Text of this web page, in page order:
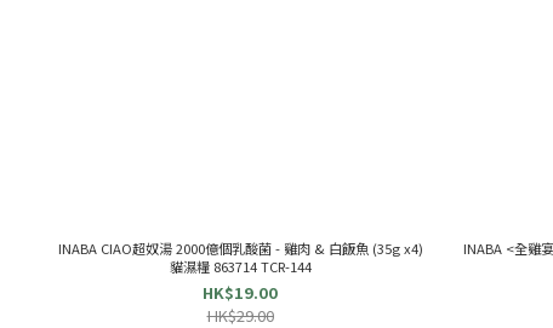
INABA CIAO超奴湯 2000億個乳酸菌 - 雞肉 & 白飯魚 (35g x4)
貓濕糧 863714 TCR-144
HK$19.00
HK$29.00
INABA <全雞